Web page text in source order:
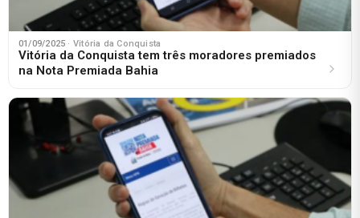
01/09/2025 · Vitória da Conquista
Vitória da Conquista tem três moradores premiados
na Nota Premiada Bahia